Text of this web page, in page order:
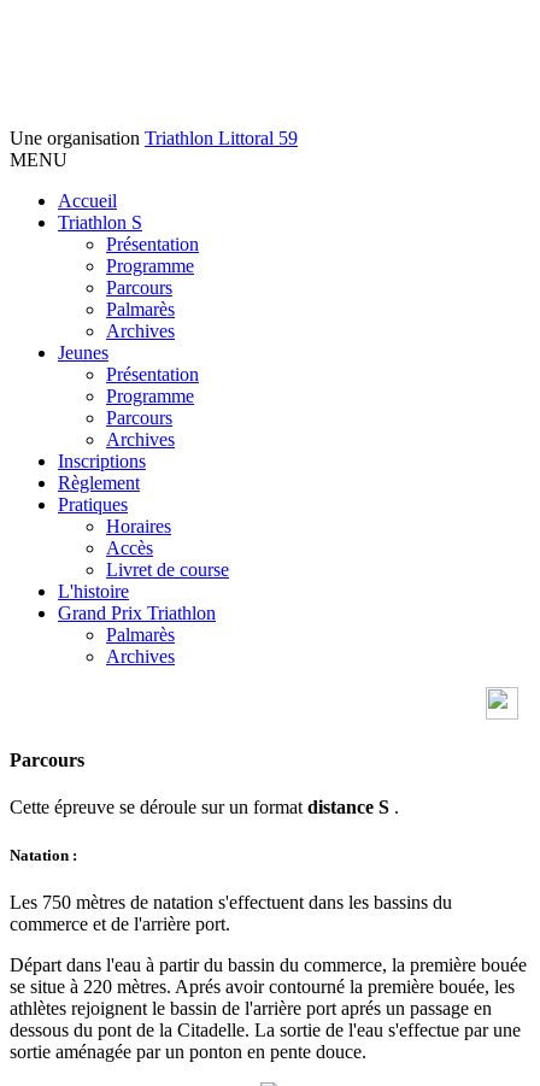
Une organisation Triathlon Littoral 59
MENU
Accueil
Triathlon S
Présentation
Programme
Parcours
Palmarès
Archives
Jeunes
Présentation
Programme
Parcours
Archives
Inscriptions
Règlement
Pratiques
Horaires
Accès
Livret de course
L'histoire
Grand Prix Triathlon
Palmarès
Archives
Parcours
Cette épreuve se déroule sur un formatdistance S .
Natation :
Les 750 mètres de natation s'effectuent dans les bassins du
commerce et de l'arrière port.
Départ dans l'eau à partir du bassin du commerce, la première bouée
se situe à 220 mètres. Aprés avoir contourné la première bouée, les
athlètes rejoignent le bassin de l'arrière port aprés un passage en
dessous du pont de la Citadelle. La sortie de l'eau s'effectue par une
sortie aménagée par un ponton en pente douce.